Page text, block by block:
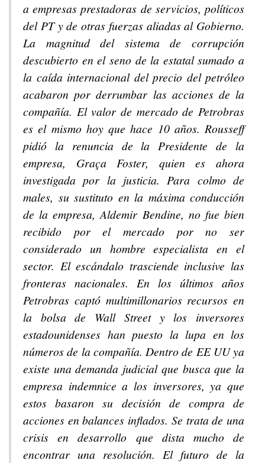
a empresas prestadoras de servicios, políticos
del PT y de otras fuerzas aliadas al Gobierno.
La magnitud del sistema de corrupción
descubierto en el seno de la estatal sumado a
la caída internacional del precio del petróleo
acabaron por derrumbar las acciones de la
compañía. El valor de mercado de Petrobras
es el mismo hoy que hace 10 años. Rousseff
pidió la renuncia de la Presidente de la
empresa, Graça Foster, quien es ahora
investigada por la justicia. Para colmo de
males, su sustituto en la máxima conducción
de la empresa, Aldemir Bendine, no fue bien
recibido por el mercado por no ser
considerado un hombre especialista en el
sector. El escándalo trasciende inclusive las
fronteras nacionales. En los últimos años
Petrobras captó multimillonarios recursos en
la bolsa de Wall Street y los inversores
estadounidenses han puesto la lupa en los
números de la compañía. Dentro de EE UU ya
existe una demanda judicial que busca que la
empresa indemnice a los inversores, ya que
estos basaron su decisión de compra de
acciones en balances inflados. Se trata de una
crisis en desarrollo que dista mucho de
encontrar una resolución. El futuro de la